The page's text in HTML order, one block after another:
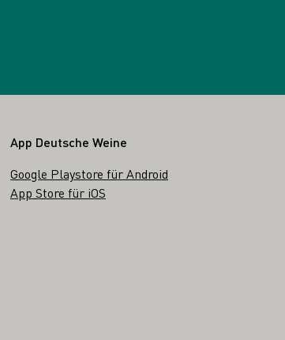
App Deutsche Weine
Google Playstore für Android
App Store für iOS